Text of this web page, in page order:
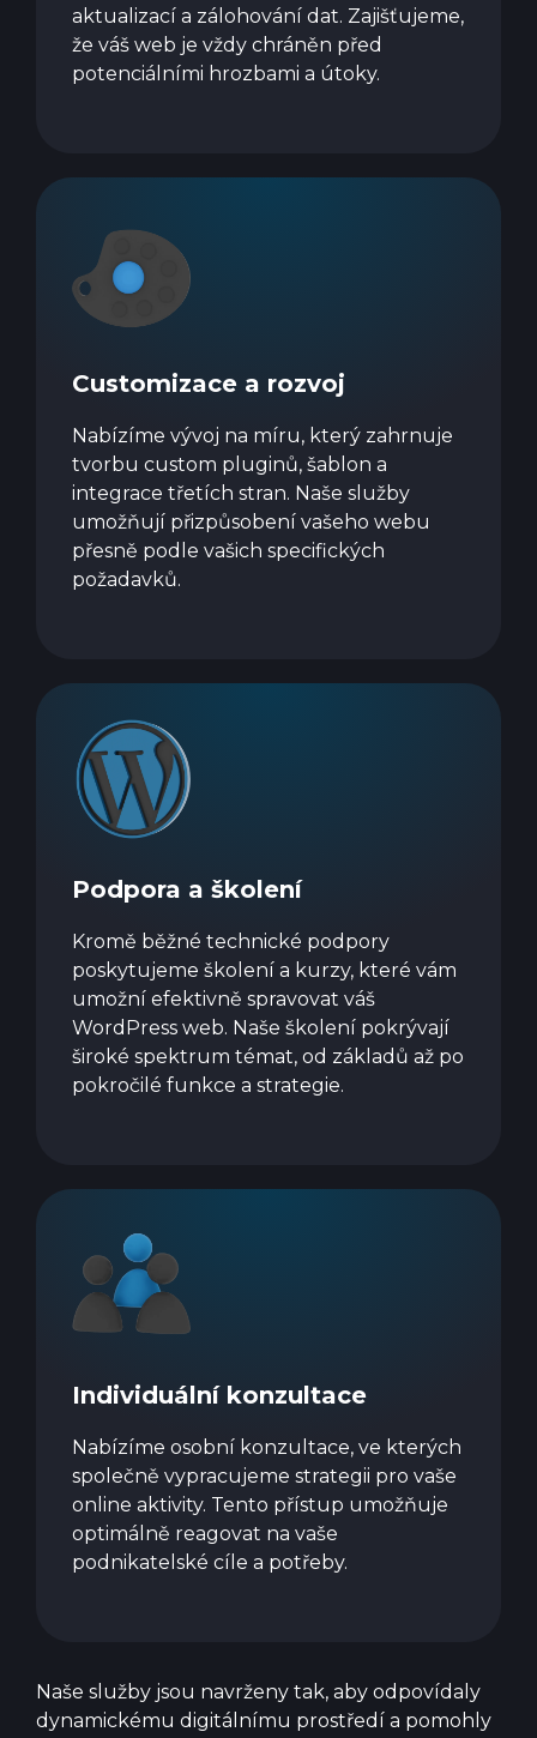
aktualizací a zálohování dat. Zajišťujeme,
že váš web je vždy chráněn před
potenciálními hrozbami a útoky.
Customizace a rozvoj
Nabízíme vývoj na míru, který zahrnuje
tvorbu custom pluginů, šablon a
integrace třetích stran. Naše služby
umožňují přizpůsobení vašeho webu
přesně podle vašich specifických
požadavků.
Podpora a školení
Kromě běžné technické podpory
poskytujeme školení a kurzy, které vám
umožní efektivně spravovat váš
WordPress web. Naše školení pokrývají
široké spektrum témat, od základů až po
pokročilé funkce a strategie.
Individuální konzultace
Nabízíme osobní konzultace, ve kterých
společně vypracujeme strategii pro vaše
online aktivity. Tento přístup umožňuje
optimálně reagovat na vaše
podnikatelské cíle a potřeby.
Naše služby jsou navrženy tak, aby odpovídaly
dynamickému digitálnímu prostředí a pomohly